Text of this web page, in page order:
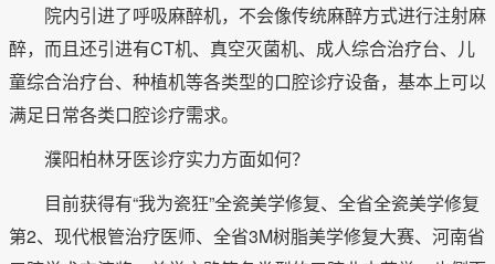
院内引进了呼吸麻醉机，不会像传统麻醉方式进行注射麻
醉，而且还引进有CT机、真空灭菌机、成人综合治疗台、儿
童综合治疗台、种植机等各类型的口腔诊疗设备，基本上可以
满足日常各类口腔诊疗需求。
濮阳柏林牙医诊疗实力方面如何？
目前获得有“我为瓷狂”全瓷美学修复、全省全瓷美学修复
第2、现代根管治疗医师、全省3M树脂美学修复大赛、河南省